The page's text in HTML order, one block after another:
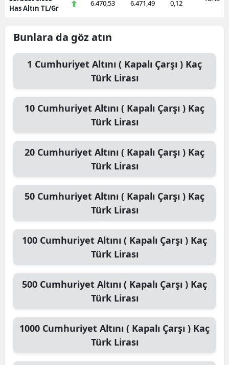
Has Altın TL/Gr
6.470,53 6.471,49 0,12
Bunlara da göz atın
1 Cumhuriyet Altını ( Kapalı Çarşı ) Kaç
Türk Lirası
10 Cumhuriyet Altını ( Kapalı Çarşı ) Kaç
Türk Lirası
20 Cumhuriyet Altını ( Kapalı Çarşı ) Kaç
Türk Lirası
50 Cumhuriyet Altını ( Kapalı Çarşı ) Kaç
Türk Lirası
100 Cumhuriyet Altını ( Kapalı Çarşı ) Kaç
Türk Lirası
500 Cumhuriyet Altını ( Kapalı Çarşı ) Kaç
Türk Lirası
1000 Cumhuriyet Altını ( Kapalı Çarşı ) Kaç
Türk Lirası